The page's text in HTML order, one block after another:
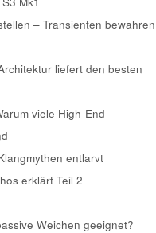
– Transienten bewahren
liefert den besten
viele High-End-
entlarvt
erklärt Teil 2
Weichen geeignet?